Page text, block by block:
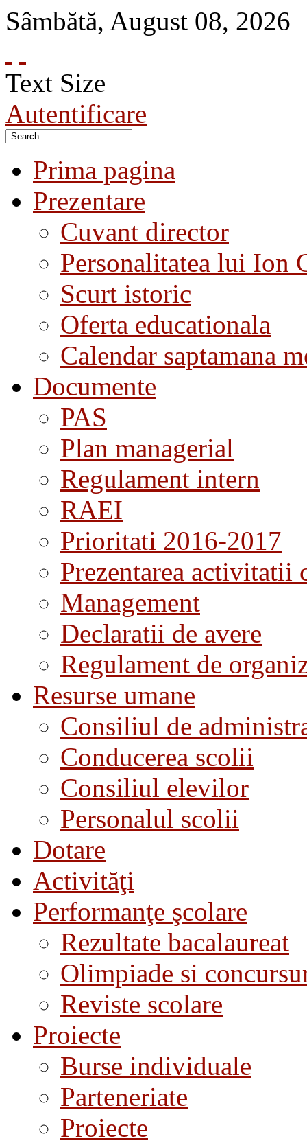
Sâmbătă, August 08, 2026
Text Size
Autentificare
Prima pagina
Prezentare
Cuvant director
Personalitatea lui Ion
Scurt istoric
Oferta educationala
Calendar saptamana
Documente
PAS
Plan managerial
Regulament intern
RAEI
Prioritati 2016-2017
Prezentarea activitatii
Management
Declaratii de avere
Regulament de
Resurse umane
Consiliul de
Conducerea scolii
Consiliul elevilor
Personalul scolii
Dotare
Activităţi
Performanţe şcolare
Rezultate bacalaureat
Olimpiade si
Reviste scolare
Proiecte
Burse individuale
Parteneriate
Proiecte